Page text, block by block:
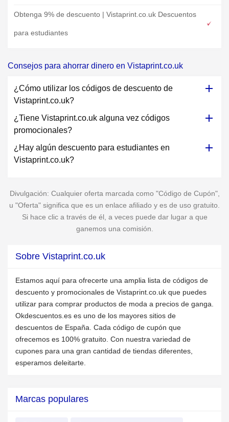
Obtenga 9% de descuento | Vistaprint.co.uk Descuentos
para estudiantes
Consejos para ahorrar dinero en Vistaprint.co.uk
¿Cómo utilizar los códigos de descuento de
Vistaprint.co.uk?
¿Tiene Vistaprint.co.uk alguna vez códigos
promocionales?
¿Hay algún descuento para estudiantes en
Vistaprint.co.uk?
Divulgación: Cualquier oferta marcada como "Código de Cupón",
u "Oferta" significa que es un enlace afiliado y es de uso gratuito.
Si hace clic a través de él, a veces puede dar lugar a que
ganemos una comisión.
Sobre Vistaprint.co.uk
Estamos aquí para ofrecerte una amplia lista de códigos de
descuento y promocionales de Vistaprint.co.uk que puedes
utilizar para comprar productos de moda a precios de ganga.
Okdescuentos.es es uno de los mayores sitios de
descuentos de España. Cada código de cupón que
ofrecemos es 100% gratuito. Con nuestra variedad de
cupones para una gran cantidad de tiendas diferentes,
esperamos deleitarte.
Marcas populares